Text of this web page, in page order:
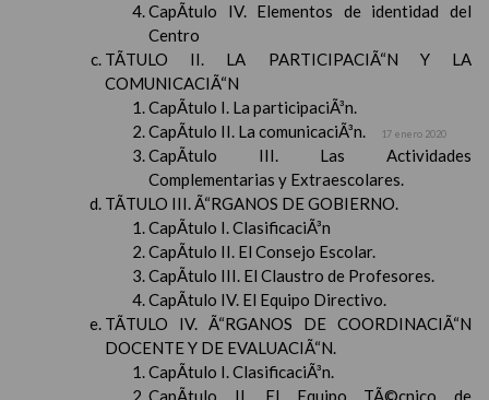
CapÃ­tulo IV. Elementos de identidad del
Centro
TÃTULO II. LA PARTICIPACIÃ“N Y LA
COMUNICACIÃ“N
CapÃ­tulo I. La participaciÃ³n.
CapÃ­tulo II. La comunicaciÃ³n.
17 enero 2020
CapÃ­tulo III. Las Actividades
Complementarias y Extraescolares.
TÃTULO III. Ã“RGANOS DE GOBIERNO.
CapÃ­tulo I. ClasificaciÃ³n
CapÃ­tulo II. El Consejo Escolar.
CapÃ­tulo III. El Claustro de Profesores.
CapÃ­tulo IV. El Equipo Directivo.
TÃTULO IV. Ã“RGANOS DE COORDINACIÃ“N
DOCENTE Y DE EVALUACIÃ“N.
CapÃ­tulo I. ClasificaciÃ³n.
CapÃ­tulo II. El Equipo TÃ©cnico de